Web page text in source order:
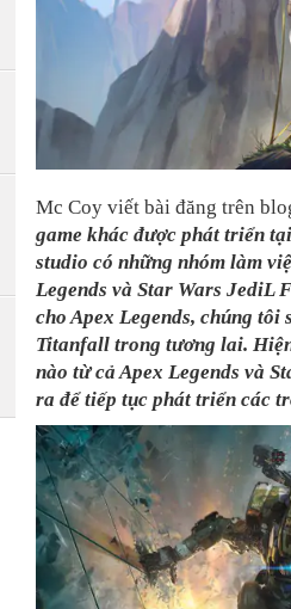
Mc Coy viết bài đăng trên
game khác được phát triển
studio có những nhóm làm
Legends và Star Wars JediL
cho Apex Legends, chúng
Titanfall trong tương lai.
nào từ cả Apex Legends và
ra để tiếp tục phát triển các